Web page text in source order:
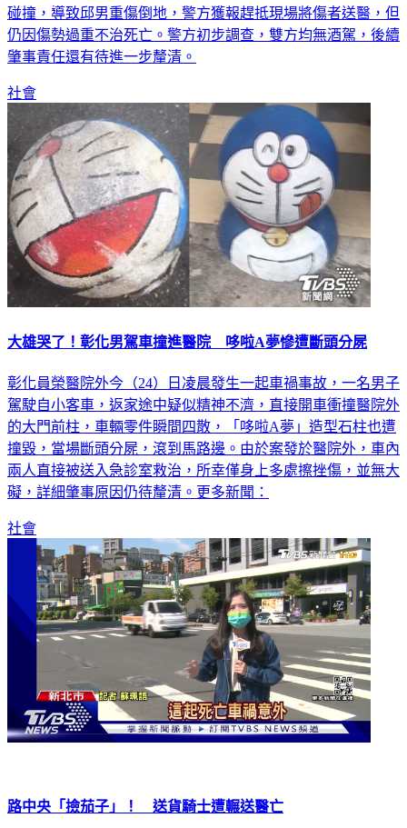
碰撞，導致邱男重傷倒地，警方獲報趕抵現場將傷者送醫，但
仍因傷勢過重不治死亡。警方初步調查，雙方均無酒駕，後續
肇事責任還有待進一步釐清。
社會
大雄哭了！彰化男駕車撞進醫院 哆啦A夢慘遭斷頭分屍
彰化員榮醫院外今（24）日凌晨發生一起車禍事故，一名男子
駕駛自小客車，返家途中疑似精神不濟，直接開車衝撞醫院外
的大門前柱，車輛零件瞬間四散，「哆啦A夢」造型石柱也遭
撞毀，當場斷頭分屍，滾到馬路邊。由於案發於醫院外，車內
兩人直接被送入急診室救治，所幸僅身上多處擦挫傷，並無大
礙，詳細肇事原因仍待釐清。更多新聞：
社會
路中央「撿茄子」！ 送貨騎士遭輾送醫亡